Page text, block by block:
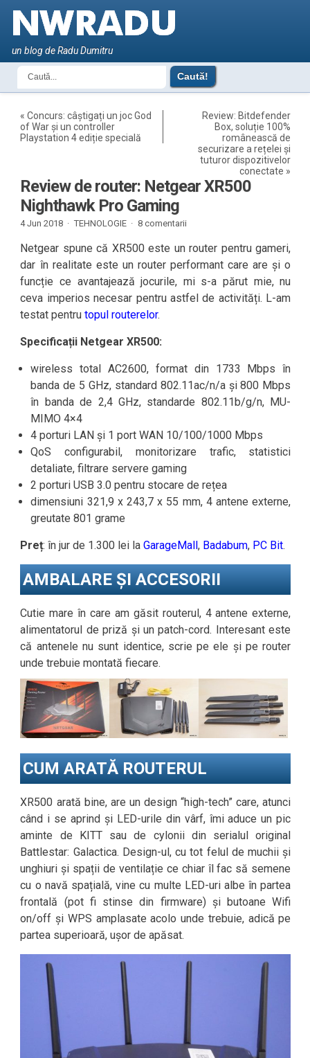
un blog de Radu Dumitru
«Concurs: câștigați un joc God
of War și un controller
Playstation 4 ediție specială
Review: Bitdefender
Box, soluție 100%
românească de
securizare a rețelei și
tuturor dispozitivelor
conectate »
Review de router: Netgear XR500
Nighthawk Pro Gaming
4 Jun 2018 · TEHNOLOGIE · 8 comentarii
Netgear spune că XR500 este un router pentru gameri,
dar în realitate este un router performant care are și o
funcție ce avantajează jocurile, mi s-a părut mie, nu
ceva imperios necesar pentru astfel de activități. L-am
testat pentrutopul routerelor.
Specificații Netgear XR500:
wireless total AC2600, format din 1733 Mbps în
banda de 5 GHz, standard 802.11ac/n/a și 800 Mbps
în banda de 2,4 GHz, standarde 802.11b/g/n, MU-
MIMO 4×4
4 porturi LAN și 1 port WAN 10/100/1000 Mbps
QoS configurabil, monitorizare trafic, statistici
detaliate, filtrare servere gaming
2 porturi USB 3.0 pentru stocare de rețea
dimensiuni 321,9 x 243,7 x 55 mm, 4 antene externe,
greutate 801 grame
Preț: în jur de 1.300 lei laGarageMall, Badabum, PC Bit.
AMBALARE ȘI ACCESORII
Cutie mare în care am găsit routerul, 4 antene externe,
alimentatorul de priză și un patch-cord. Interesant este
că antenele nu sunt identice, scrie pe ele și pe router
unde trebuie montată fiecare.
CUM ARATĂ ROUTERUL
XR500 arată bine, are un design “high-tech” care, atunci
când i se aprind și LED-urile din vârf, îmi aduce un pic
aminte de KITT sau de cylonii din serialul original
Battlestar: Galactica. Design-ul, cu tot felul de muchii și
unghiuri și spații de ventilație ce chiar îl fac să semene
cu o navă spațială, vine cu multe LED-uri albe în partea
frontală (pot fi stinse din firmware) și butoane Wifi
on/off și WPS amplasate acolo unde trebuie, adică pe
partea superioară, ușor de apăsat.